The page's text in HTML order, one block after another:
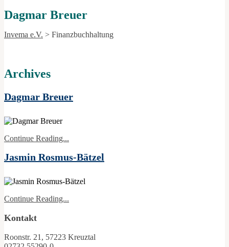
Dagmar Breuer
Invema e.V. > Finanzbuchhaltung
Archives
Dagmar Breuer
Continue Reading...
Jasmin Rosmus-Bätzel
Continue Reading...
Kontakt
Roonstr. 21, 57223 Kreuztal